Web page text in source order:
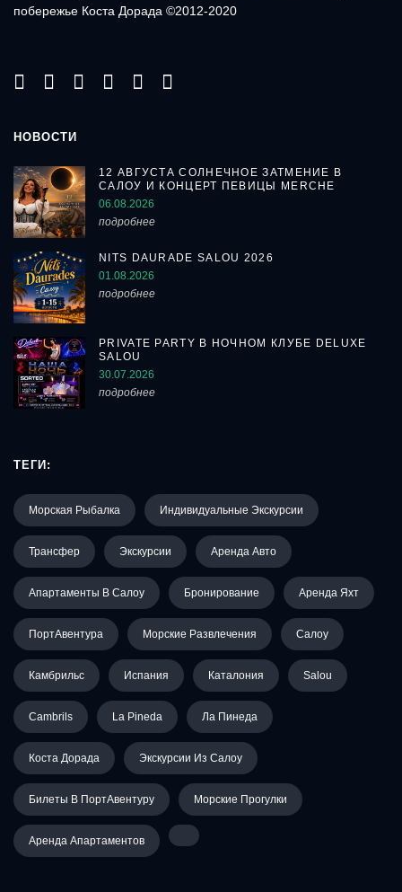
побережье Коста Дорада ©2012-2020
НОВОСТИ
12 АВГУСТА СОЛНЕЧНОЕ ЗАТМЕНИЕ В
САЛОУ И КОНЦЕРТ ПЕВИЦЫ MERCHE
06.08.2026
подробнее
NITS DAURADE SALOU 2026
01.08.2026
подробнее
PRIVATE PARTY В НОЧНОМ КЛУБЕ DELUXE
SALOU
30.07.2026
подробнее
ТЕГИ:
Морская Рыбалка Индивидуальные Экскурсии
Трансфер Экскурсии Аренда Авто
Апартаменты В Салоу Бронирование Аренда Яхт
ПортАвентура Морские Развлечения Салоу
Камбрильс Испания Каталония Salou
Cambrils La Pineda Ла Пинеда
Коста Дорада Экскурсии Из Салоу
Билеты В ПортАвентуру Морские Прогулки
Аренда Апартаментов